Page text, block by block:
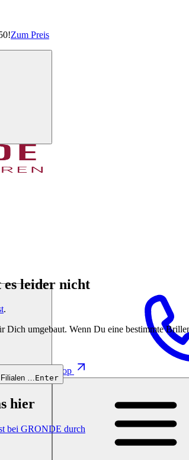
Zum Preis
Shop
es leider nicht
.
umgebaut. Wenn Du eine bestimmte
Filialen …Enter
hier